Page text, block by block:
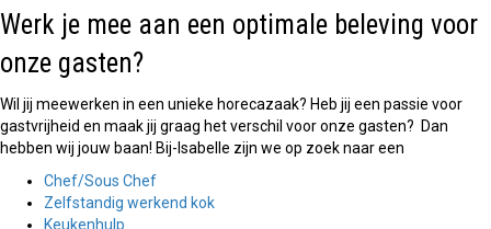
Werk je mee aan een optimale beleving voor
onze gasten?
Wil jij meewerken in een unieke horecazaak? Heb jij een passie voor
gastvrijheid en maak jij graag het verschil voor onze gasten? Dan
hebben wij jouw baan! Bij-Isabelle zijn we op zoek naar een
Chef/Sous Chef
Zelfstandig werkend kok
Keukenhulp